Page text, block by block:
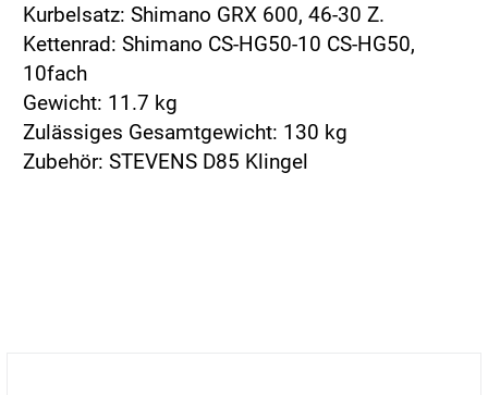
Kurbelsatz: Shimano GRX 600, 46-30 Z.
Kettenrad: Shimano CS-HG50-10 CS-HG50,
10fach
Gewicht: 11.7 kg
Zulässiges Gesamtgewicht: 130 kg
Zubehör: STEVENS D85 Klingel